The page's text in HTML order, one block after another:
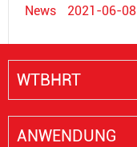
News 2021-06-08
WTBHRT
ANWENDUNG